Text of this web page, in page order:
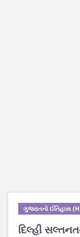
ગુજરાતનો ઈતિહાસ
દિલ્હી